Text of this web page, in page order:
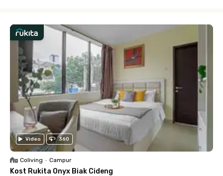
Video 360
Coliving • Campur
Kost Rukita Onyx Biak Cideng